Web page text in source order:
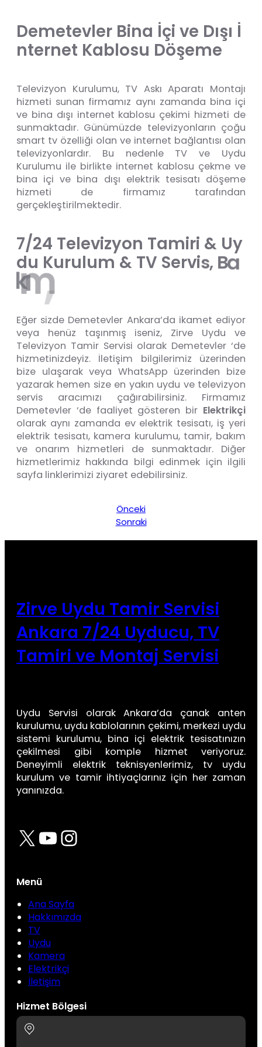
Demetevler Bina İçi ve Dışı İ
nternet Kablosu Döşeme
Televizyon Kurulumu, TV Askı Aparatı Montajı
hizmeti sunan firmamız aynı zamanda bina içi
ve bina dışı internet kablosu çekimi hizmeti de
sunmaktadır. Günümüzde televizyonların çoğu
smart tv özelliği olan ve internet bağlantısı olan
televizyonlardır. Bu nedenle TV ve Uydu
Kurulumu ile birlikte internet kablosu çekme ve
bina içi ve bina dışı elektrik tesisatı döşeme
hizmeti de firmamız tarafından
gerçekleştirilmektedir.
7/24 Televizyon Tamiri & Uy
du Kurulum & TV Servis, Ba
kım,O ar
ı
Eğer sizde Demetevler Ankara’da ikamet ediyor
veya henüz taşınmış iseniz, Zirve Uydu ve
Televizyon Tamir Servisi olarak Demetevler ‘de
hizmetinizdeyiz. İletişim bilgilerimiz üzerinden
bize ulaşarak veya WhatsApp üzerinden bize
yazarak hemen size en yakın uydu ve televizyon
servis aracımızı çağırabilirsiniz. Firmamız
Demetevler ‘de faaliyet gösteren bir Elektrikçi
olarak aynı zamanda ev elektrik tesisatı, iş yeri
elektrik tesisatı, kamera kurulumu, tamir, bakım
ve onarım hizmetleri de sunmaktadır. Diğer
hizmetlerimiz hakkında bilgi edinmek için ilgili
sayfa linklerimizi ziyaret edebilirsiniz.
Önceki
Sonraki
Zirve Uydu Tamir Servisi
Ankara 7/24 Uyducu, TV
Tamiri ve Montaj Servisi
Uydu Servisi olarak Ankara’da çanak anten
kurulumu, uydu kablolarının çekimi, merkezi uydu
sistemi kurulumu, bina içi elektrik tesisatınızın
çekilmesi gibi komple hizmet veriyoruz.
Deneyimli elektrik teknisyenlerimiz, tv uydu
kurulum ve tamir ihtiyaçlarınız için her zaman
yanınızda.
X YouTube Instagram
Menü
Ana Sayfa
Hakkımızda
TV
Uydu
Kamera
Elektrikçi
İletişim
Hizmet Bölgesi